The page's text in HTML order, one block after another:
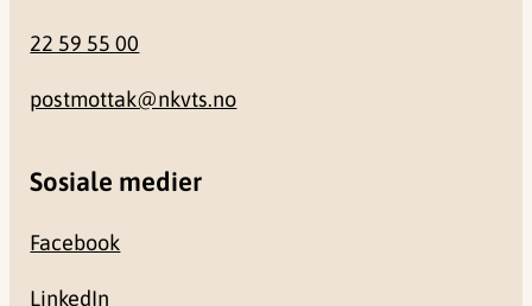
22 59 55 00
postmottak@nkvts.no
Sosiale medier
Facebook
LinkedIn